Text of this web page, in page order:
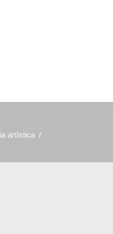
artística /